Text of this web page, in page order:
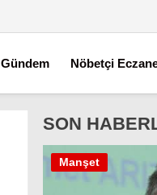
Gündem Nöbetçi
SON
Manşet